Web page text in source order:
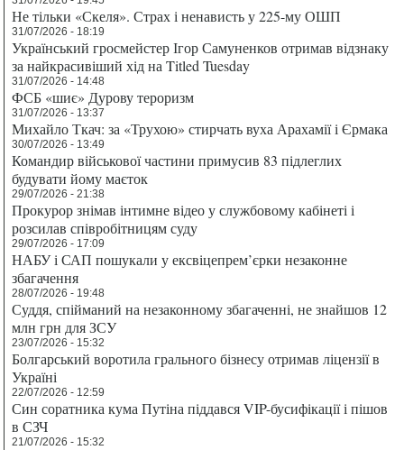
Не тільки «Скеля». Страх і ненависть у 225-му ОШП
31/07/2026 - 18:19
Український гросмейстер Ігор Самуненков отримав відзнаку
за найкрасивіший хід на Titled Tuesday
31/07/2026 - 14:48
ФСБ «шиє» Дурову тероризм
31/07/2026 - 13:37
Михайло Ткач: за «Трухою» стирчать вуха Арахамії і Єрмака
30/07/2026 - 13:49
Командир військової частини примусив 83 підлеглих
будувати йому маєток
29/07/2026 - 21:38
Прокурор знімав інтимне відео у службовому кабінеті і
розсилав співробітницям суду
29/07/2026 - 17:09
НАБУ і САП пошукали у ексвіцепрем’єрки незаконне
збагачення
28/07/2026 - 19:48
Суддя, спійманий на незаконному збагаченні, не знайшов 12
млн грн для ЗСУ
23/07/2026 - 15:32
Болгарський воротила грального бізнесу отримав ліцензії в
Україні
22/07/2026 - 12:59
Син соратника кума Путіна піддався VIP-бусифікації і пішов
в СЗЧ
21/07/2026 - 15:32